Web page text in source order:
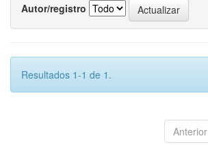
Autor/registro
Resultados 1-1 de 1.
Anterior